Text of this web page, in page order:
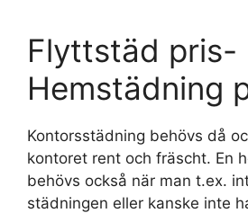
Flyttstäd pris-
Hemstädning
Kontorsstädning behövs då
kontoret rent och fräscht. En
behövs också när man t.ex.
städningen eller kanske inte